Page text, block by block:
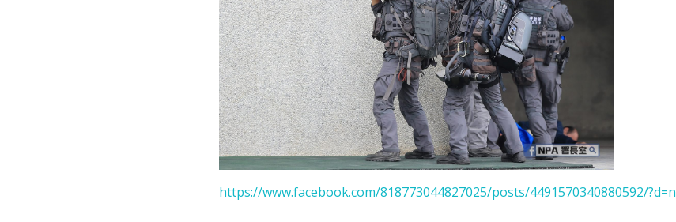
https://www.facebook.com/818773044827025/posts/4491570340880592/?d=n